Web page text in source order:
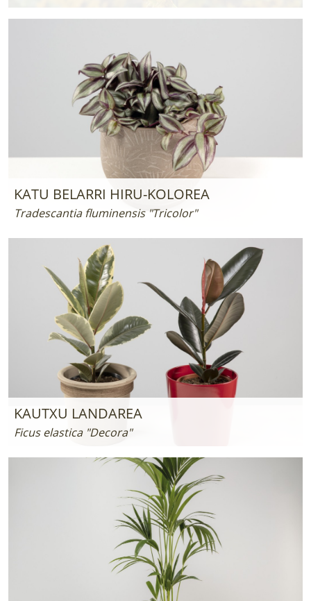
KATU BELARRI HIRU-KOLOREA
Tradescantia fluminensis "Tricolor"
KAUTXU LANDAREA
Ficus elastica "Decora"